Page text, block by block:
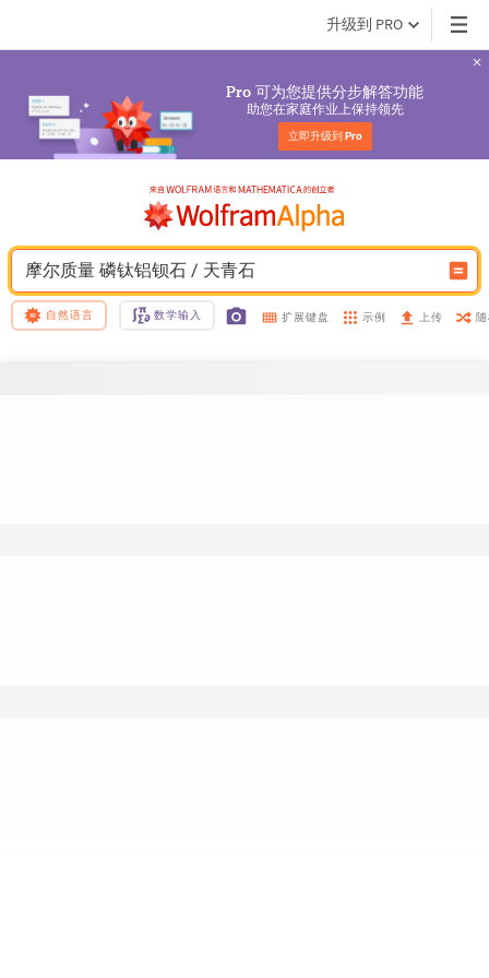
升级到 PRO
Pro 可为您提供分步解答功能
助您在家庭作业上保持领先
立即升级到 Pro
摩尔质量 磷钛铝钡石 / 天青石
自然语言 数学输入 扩展键盘 示例 上传